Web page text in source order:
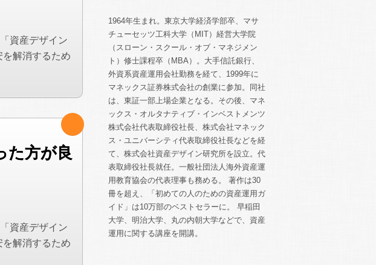
資産デザイン
解消するため
た方が良
資産デザイン
解消するため
1964年生まれ。東京大学経済学部卒、マサ
チューセッツ工科大学（MIT）経営大学院
（スローン・スクール・オブ・マネジメン
ト）修士課程卒（MBA）。大手信託銀行、
外資系資産運用会社勤務を経て、1999年に
マネックス証券株式会社の創業に参加。同社
は、東証一部上場企業となる。その後、マネ
ックス・オルタナティブ・インベストメンツ
株式会社代表取締役社長、株式会社マネック
ス・ユニバーシティ代表取締役社長などを経
て、株式会社資産デザイン研究所を設立。代
表取締役社長就任。一般社団法人海外資産運
用教育協会の代表理事も務める。 著作は30
冊を超え、「初めての人のための資産運用ガ
イド」は10万部のベストセラーに。 早稲田
大学、明治大学、丸の内朝大学などで、資産
運用に関する講座を開講。